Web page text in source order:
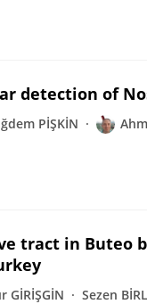
detection of
PİŞKİN
tract in Buteo
GİRİŞGİN Sezen